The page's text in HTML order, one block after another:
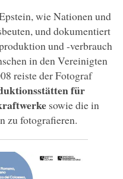
wie Nationen und
und dokumentiert
und -verbrauch
in den Vereinigten
reiste der Fotograf
für
sowie die in
zu fotografieren.